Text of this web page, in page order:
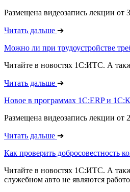
Размещена видеозапись лекции от
Читать дальше ➔
Можно ли при трудоустройстве
Читайте в новостях 1С:ИТС. А
Читать дальше ➔
Новое в программах 1С:ERP и
Размещена видеозапись лекции от
Читать дальше ➔
Как проверить добросовестность
Читайте в новостях 1С:ИТС. А
служебном авто не являются